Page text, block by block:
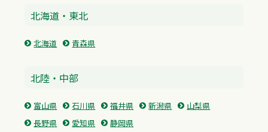
北海道・東北
北海道 青森県
北陸・中部
富山県 石川県 福井県 新潟県
山梨県
長野県
愛知県 静岡県